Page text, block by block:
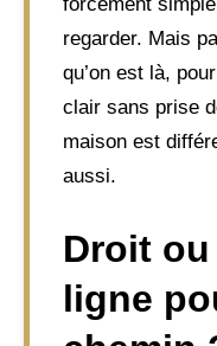
regarder. Mais
qu’on est là,
clair sans prise
maison est
aussi.
Droit
ligne